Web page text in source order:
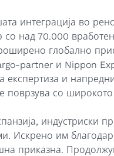
интеграција во
со над 70.000
глобално
partner и Nippon
експертиза и
со
индустриски
Искрено им
приказна.